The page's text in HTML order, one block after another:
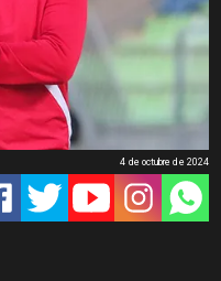
4 de octubre de 2024